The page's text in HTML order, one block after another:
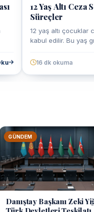
12 Yaş Altı
Süreçler
12 yaş altı çocuklar
kabul edilir. Bu yaş
16 dk okuma
GÜNDEM
Danıştay Başkanı Zeki